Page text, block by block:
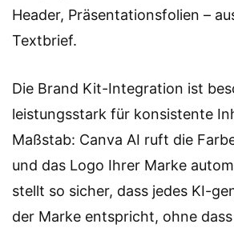
Header, Präsentationsfolien –
Textbrief.
Die Brand Kit-Integration ist
leistungsstark für konsistente
Maßstab: Canva AI ruft die
und das Logo Ihrer Marke
stellt so sicher, dass jedes KI-
der Marke entspricht, ohne